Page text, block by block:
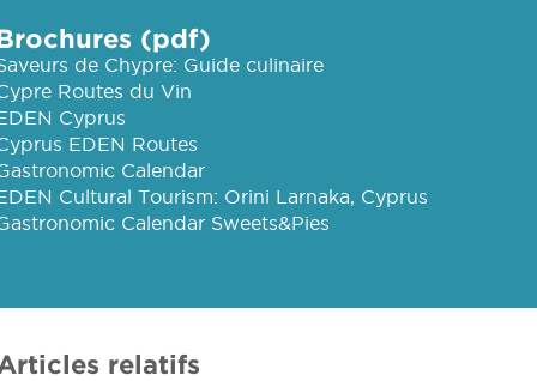
(pdf)
de Chypre: Guide culinaire
Routes du Vin
Cyprus
EDEN Routes
Calendar
Cultural Tourism: Orini Larnaka, Cyprus
Calendar Sweets&Pies
relatifs